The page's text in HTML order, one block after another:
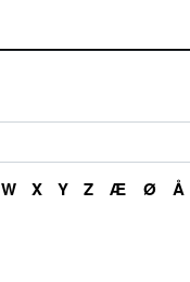
W X Y Z Æ Ø Å